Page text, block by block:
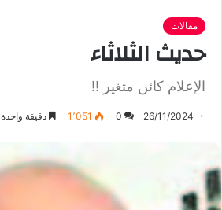
مقالات
حديث الثلاثاء
الإعلام كائن متغير !!
26/11/2024
0 1٬051 دقيقة واحدة